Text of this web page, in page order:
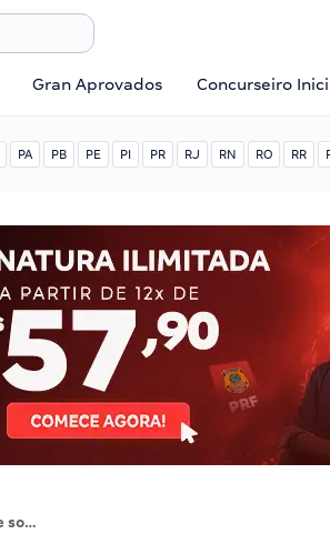
Gran Aprovados Concurseiro
PA PB PE PI PR RJ RN RO RR
STJ decide sobre justiça gratuita de pessoa jurídica! Veja